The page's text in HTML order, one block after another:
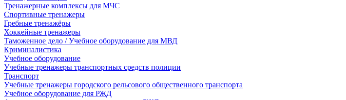
Тренажерные комплексы для МЧС
Спортивные тренажеры
Гребные тренажёры
Хоккейные тренажеры
Таможенное дело / Учебное оборудование для МВД
Криминалистика
Учебное оборудование
Учебные тренажеры транспортных средств полиции
Транспорт
Учебные тренажеры городского рельсового общественного транспорта
Учебное оборудование для РЖД